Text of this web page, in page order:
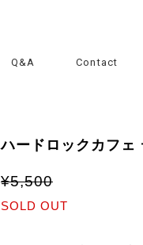
Q&A Contact
ハードロックカフェ
¥5,500
SOLD OUT